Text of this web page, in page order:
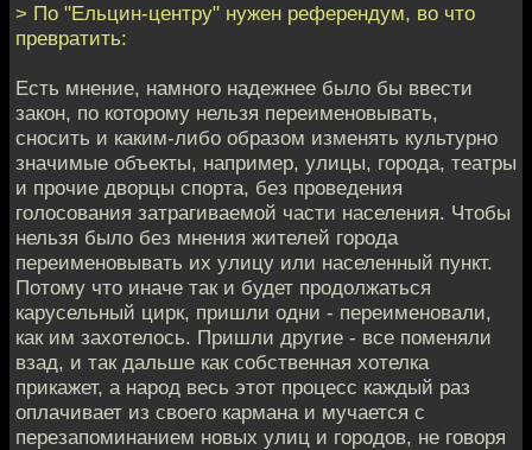
> По "Ельцин-центру" нужен референдум, во что
превратить:
Есть мнение, намного надежнее было бы ввести
закон, по которому нельзя переименовывать,
сносить и каким-либо образом изменять культурно
значимые объекты, например, улицы, города, театры
и прочие дворцы спорта, без проведения
голосования затрагиваемой части населения. Чтобы
нельзя было без мнения жителей города
переименовывать их улицу или населенный пункт.
Потому что иначе так и будет продолжаться
карусельный цирк, пришли одни - переименовали,
как им захотелось. Пришли другие - все поменяли
взад, и так дальше как собственная хотелка
прикажет, а народ весь этот процесс каждый раз
оплачивает из своего кармана и мучается с
перезапоминанием новых улиц и городов, не говоря